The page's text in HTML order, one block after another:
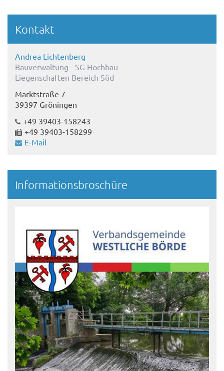
Kontakt
Andrea Lichtenberg
Bauverwaltung - SG Hochbau
Liegenschaften Bereich Süd
Marktstraße 7
39397 Gröningen
+49 39403-158243
+49 39403-158299
E-Mail
Informationsbroschüre